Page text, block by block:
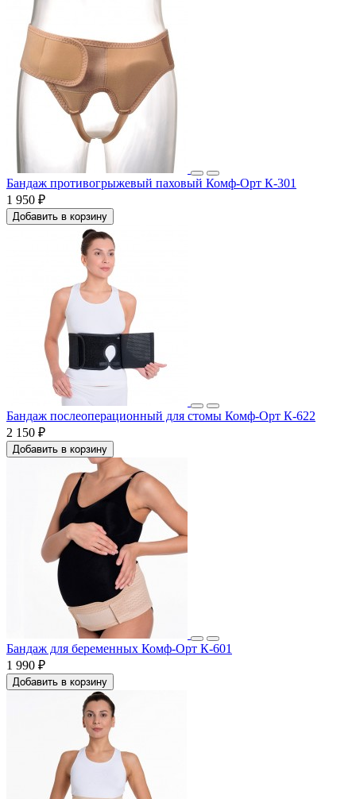
Бандаж противогрыжевый паховый Комф-Орт К-301
1 950 ₽
Добавить в корзину
Бандаж послеоперационный для стомы Комф-Орт К-622
2 150 ₽
Добавить в корзину
Бандаж для беременных Комф-Орт К-601
1 990 ₽
Добавить в корзину